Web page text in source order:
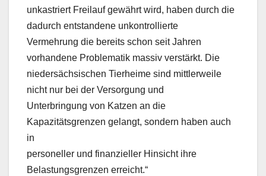
unkastriert Freilauf gewährt wird, haben durch die
dadurch entstandene unkontrollierte
Vermehrung die bereits schon seit Jahren
vorhandene Problematik massiv verstärkt. Die
niedersächsischen Tierheime sind mittlerweile
nicht nur bei der Versorgung und
Unterbringung von Katzen an die
Kapazitätsgrenzen gelangt, sondern haben auch
in
personeller und finanzieller Hinsicht ihre
Belastungsgrenzen erreicht.“